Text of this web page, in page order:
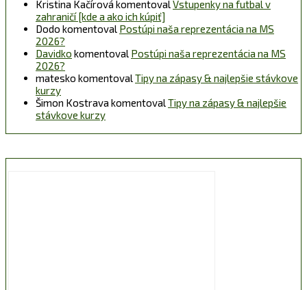
Kristina Kačírová komentovalVstupenky na futbal v
zahraničí [kde a ako ich kúpiť]
Dodo komentoval Postúpi naša reprezentácia na MS
2026?
Davidko komentoval Postúpi naša reprezentácia na MS
2026?
matesko komentovalTipy na zápasy & najlepšie stávkove
kurzy
Šimon Kostrava komentovalTipy na zápasy & najlepšie
stávkove kurzy